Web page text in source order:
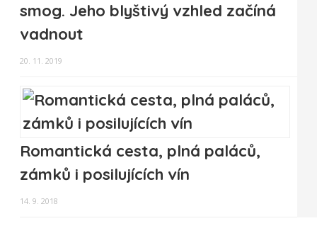
smog. Jeho blyštivý vzhled začíná
vadnout
20. 11. 2019
Romantická cesta, plná paláců,
zámků i posilujících vín
14. 9. 2018